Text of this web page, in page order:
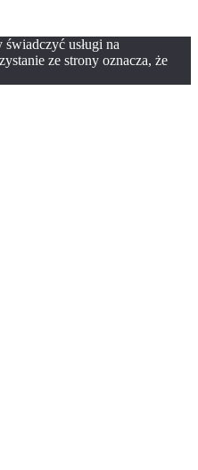
świadczyć usługi na
ze strony oznacza, że